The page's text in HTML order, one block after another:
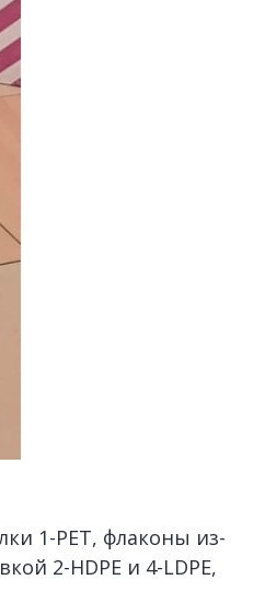
1-PET, флаконы из-
2-HDPE и 4-LDPE,